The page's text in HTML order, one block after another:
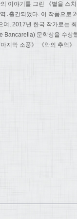
이야기를 그린 《별을 스
․출간되었다. 이 작품으로
, 2017년 한국 작가로는
Bancarella) 문학상을 수상
지막 소풍》 《악의 추억